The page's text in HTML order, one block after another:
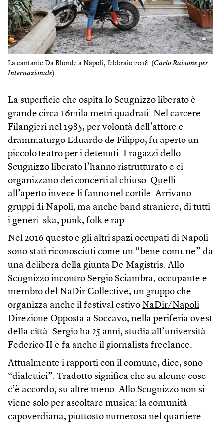
La cantante Da Blonde a Napoli, febbraio 2018. (Carlo Rainone per
Internazionale)
La superficie che ospita lo Scugnizzo liberato è
grande circa 16mila metri quadrati. Nel carcere
Filangieri nel 1985, per volontà dell’attore e
drammaturgo Eduardo de Filippo, fu aperto un
piccolo teatro per i detenuti. I ragazzi dello
Scugnizzo liberato l’hanno ristrutturato e ci
organizzano dei concerti al chiuso. Quelli
all’aperto invece li fanno nel cortile. Arrivano
gruppi di Napoli, ma anche band straniere, di tutti
i generi: ska, punk, folk e rap.
Nel 2016 questo e gli altri spazi occupati di Napoli
sono stati riconosciuti come un “bene comune” da
una delibera della giunta De Magistris. Allo
Scugnizzo incontro Sergio Sciambra, occupante e
membro del NaDir Collective, un gruppo che
organizza anche il festival estivo NaDir/Napoli
Direzione Opposta a Soccavo, nella periferia ovest
della città. Sergio ha 25 anni, studia all’università
Federico II e fa anche il giornalista freelance.
Attualmente i rapporti con il comune, dice, sono
“dialettici”. Tradotto significa che su alcune cose
c’è accordo, su altre meno. Allo Scugnizzo non si
viene solo per ascoltare musica: la comunità
capoverdiana, piuttosto numerosa nel quartiere